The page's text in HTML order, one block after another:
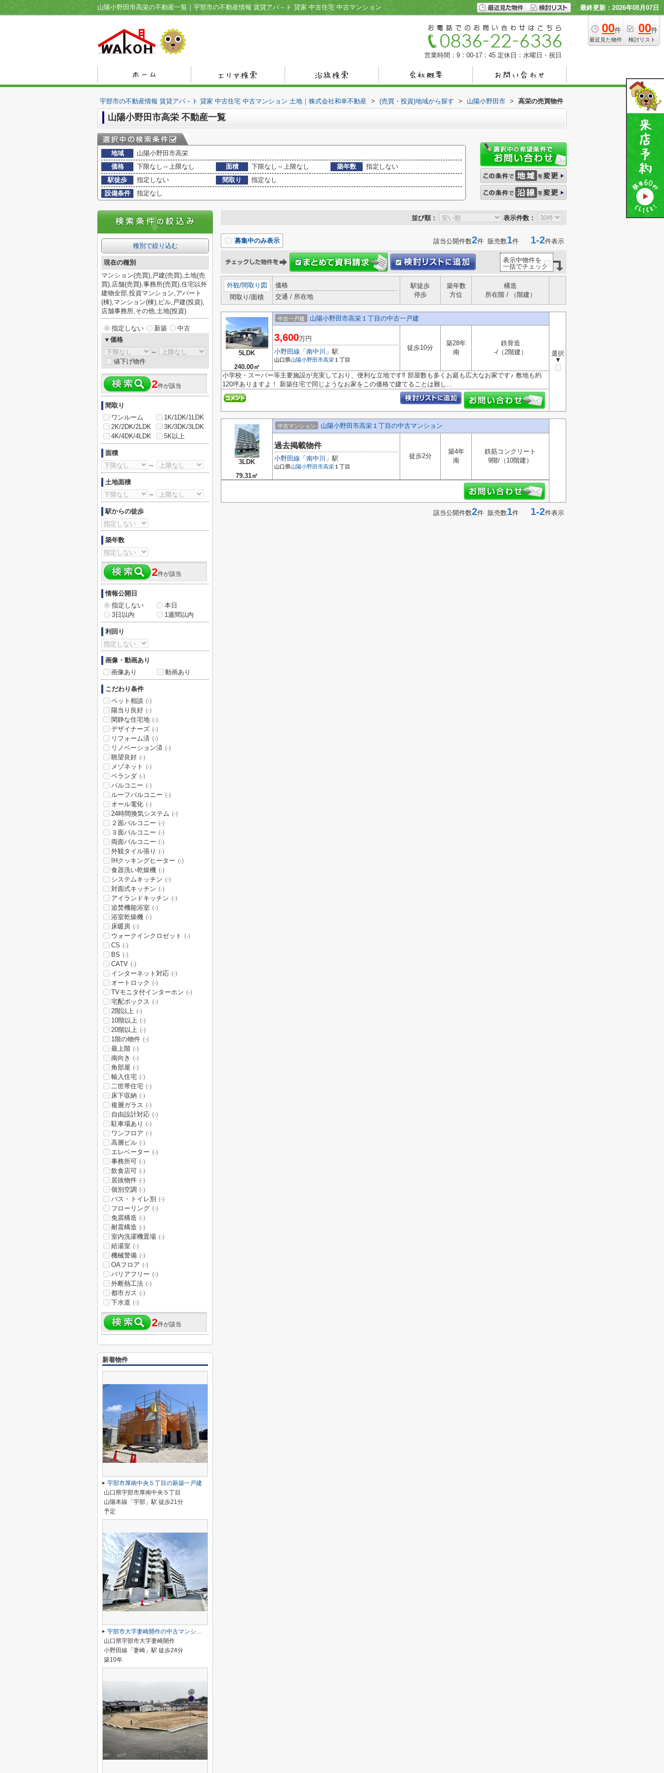
山陽小野田市高栄の不動産一覧｜宇部市の不動産情報 賃貸アパ－ト 貸家 中古住宅 中古マンション 土地｜株式会社和幸不動産 最終更新：2026年08月07日
00件
最近見た物件
00件
検討リスト
営業時間：9：00-17：45 定休日：水曜日・祝日
宇部市の不動産情報 賃貸アパ－ト 貸家 中古住宅 中古マンション 土地｜株式会社和幸不動産 > (売買・投資)地域から探す > 山陽小野田市 > 高栄の売買物件
山陽小野田市高栄 不動産一覧
地域
山陽小野田市高栄
価格
下限なし～上限なし 面積 下限なし～上限なし 築年数
指定しない
駅徒歩
指定しない 間取り
指定なし
設備条件
指定なし
並び順： 表示件数：
募集中のみ表示 該当公開件数2件 販売数1件 1-2件表示
表示中物件を
一括でチェック
外観/間取り図
間取り/面積
価格
交通 / 所在地
駅徒歩
停歩
築年数
方位
構造
所在階 / （階建）
5LDK
240.00㎡
中古一戸建 山陽小野田市高栄１丁目の中古一戸建
選択
▼
3,600万円
小野田線 「 南中川 」駅
山口県山陽小野田市高栄 １丁目
徒歩10分
築28年
南
鉄骨造
-/（2階建）
小学校・スーパー等主要施設が充実しており、便利な立地です‼ 部屋数も多くお庭も広大なお家です♪ 敷地も約
120坪ありますよ！ 新築住宅で同じようなお家をこの価格で建てることは難し...
3LDK
79.31㎡
中古マンション 山陽小野田市高栄１丁目の中古マンション
過去掲載物件
小野田線 「 南中川 」駅
山口県山陽小野田市高栄 １丁目
徒歩2分
築4年
南
鉄筋コンクリート
9階/（10階建）
該当公開件数2件 販売数1件 1-2件表示
種別で絞り込む
現在の種別
マンション(売買),戸建(売買),土地(売
買),店舗(売買),事務所(売買),住宅以外
建物全部,投資マンション,アパート
(棟),マンション(棟),ビル,戸建(投資),
店舗事務所,その他,土地(投資)
指定しない 新築
中古
▼価格
～
値下げ物件
2件が該当
間取り
ワンルーム
1K/1DK/1LDK
2K/2DK/2LDK
3K/3DK/3LDK
4K/4DK/4LDK
5K以上
面積
～
土地面積
～
駅からの徒歩
築年数
2件が該当
情報公開日
指定しない
本日
3日以内
1週間以内
利回り
画像・動画あり
画像あり
動画あり
こだわり条件
ペット相談 (-)
陽当り良好 (-)
閑静な住宅地 (-)
デザイナーズ (-)
リフォーム済 (-)
リノベーション済 (-)
眺望良好 (-)
メゾネット (-)
ベランダ (-)
バルコニー (-)
ルーフバルコニー (-)
オール電化 (-)
24時間換気システム (-)
２面バルコニー (-)
３面バルコニー (-)
両面バルコニー (-)
外観タイル張り (-)
IHクッキングヒーター (-)
食器洗い乾燥機 (-)
システムキッチン (-)
対面式キッチン (-)
アイランドキッチン (-)
追焚機能浴室 (-)
浴室乾燥機 (-)
床暖房 (-)
ウォークインクロゼット (-)
CS (-)
BS (-)
CATV (-)
インターネット対応 (-)
オートロック (-)
TVモニタ付インターホン (-)
宅配ボックス (-)
2階以上 (-)
10階以上 (-)
20階以上 (-)
1階の物件 (-)
最上階 (-)
南向き (-)
角部屋 (-)
輸入住宅 (-)
二世帯住宅 (-)
床下収納 (-)
複層ガラス (-)
自由設計対応 (-)
駐車場あり (-)
ワンフロア (-)
高層ビル (-)
エレベーター (-)
事務所可 (-)
飲食店可 (-)
居抜物件 (-)
個別空調 (-)
バス・トイレ別 (-)
フローリング (-)
免震構造 (-)
耐震構造 (-)
室内洗濯機置場 (-)
給湯室 (-)
機械警備 (-)
OAフロア (-)
バリアフリー (-)
外断熱工法 (-)
都市ガス (-)
下水道 (-)
2件が該当
新着物件
宇部市厚南中央５丁目の新築一戸建
山口県宇部市厚南中央５丁目
山陽本線「宇部」駅 徒歩21分
予定
宇部市大字妻崎開作の中古マンション
山口県宇部市大字妻崎開作
小野田線「妻崎」駅 徒歩24分
築10年